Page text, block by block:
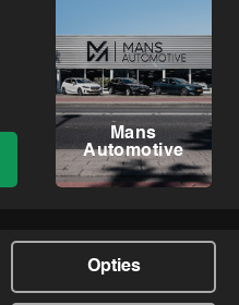
Mans
Automotive
Opties